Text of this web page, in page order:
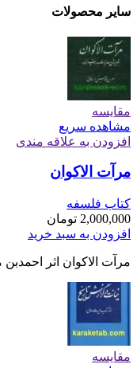
سایر محصولات
مقایسه
مشاهده سریع
افزودن به علاقه مندی
مرآت الاکوان
کتاب فلسفه
2,000,000 تومان
افزودن به سبد خرید
مرآت الاکوان اثر
مقایسه